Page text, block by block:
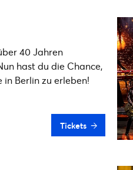
40 Jahren
hast du die Chance,
Berlin zu erleben!
Tickets